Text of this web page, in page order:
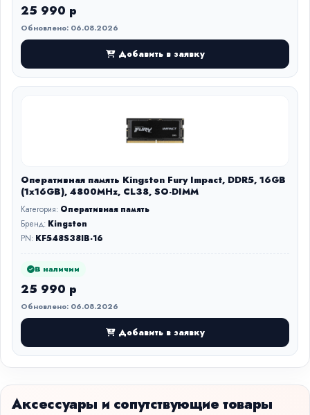
25 990 р
Обновлено: 06.08.2026
Добавить в заявку
Оперативная память Kingston Fury Impact, DDR5, 16GB
(1x16GB), 4800MHz, CL38, SO-DIMM
Категория: Оперативная память
Бренд: Kingston
PN: KF548S38IB-16
В наличии
25 990 р
Обновлено: 06.08.2026
Добавить в заявку
Аксессуары и сопутствующие товары